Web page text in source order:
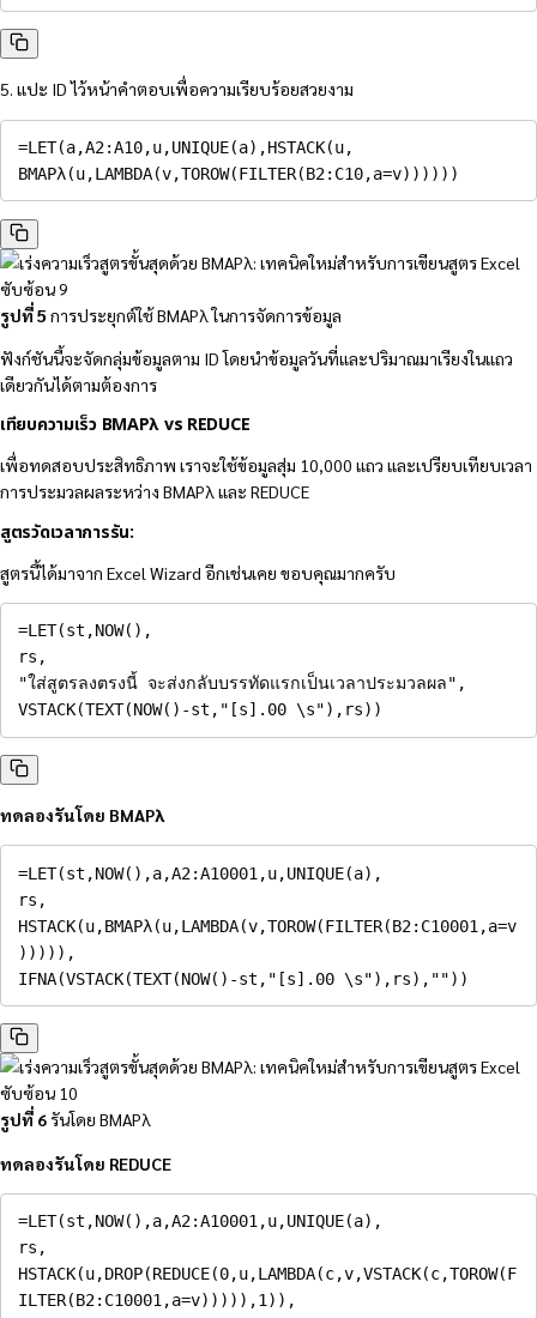
5. แปะ ID ไว้หน้าคำตอบเพื่อความเรียบร้อยสวยงาม
=LET(a,A2:A10,u,UNIQUE(a) ,HSTACK(u,
BMAPλ(u,LAMBDA(v,TOROW(FILTER(B2: C10,a=v) ) ) ) ) )
รูปที่ 5การประยุกต์ใช้ BMAPλ ในการจัดการข้อมูล
ฟังก์ชันนี้จะจัดกลุ่มข้อมูลตาม ID โดยนำข้อมูลวันที่และปริมาณมาเรียงในแถว
เดียวกันได้ตามต้องการ
เทียบความเร็ว BMAPλ vs REDUCE
เพื่อทดสอบประสิทธิภาพ เราจะใช้ข้อมูลสุ่ม 10,000 แถว และเปรียบเทียบเวลา
การประมวลผลระหว่าง BMAPλ และ REDUCE
สูตรวัดเวลาการรัน:
สูตรนี้ได้มาจาก Excel Wizard อีกเช่นเคย ขอบคุณมากครับ
=LET(st ,NOW( ) ,
rs ,
"ใส่สูตรลงตรงนี้ จะส่งกลับบรรทัดแรกเป็นเวลาประมวลผล" ,
VSTACK(TEXT(NOW( ) -st , "[s].00 \s") , rs) )
ทดลองรันโดย BMAPλ
=LET(st ,NOW( ) ,a,A2:A10001 ,u,UNIQUE(a) ,
rs ,
HSTACK(u,BMAPλ(u,LAMBDA(v,TOROW(FILTER(B2: C10001 ,a=v
) ) ) ) ) ,
IFNA(VSTACK(TEXT(NOW( ) -st , "[s].00 \s") , rs) , "") )
รูปที่ 6 รันโดย BMAPλ
ทดลองรันโดย REDUCE
=LET(st ,NOW( ) ,a,A2:A10001,u,UNIQUE(a) ,
rs ,
HSTACK(u,DROP(REDUCE(0,u,LAMBDA(c,v,VSTACK(c,TOROW(F
ILTER(B2: C10001,a=v) ) ) ) ) ,1) ) ,